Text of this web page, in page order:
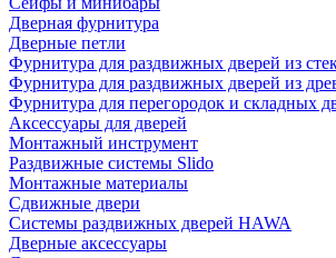
Дверная фурнитура
Дверные петли
Фурнитура для раздвижных дверей из
Фурнитура для раздвижных дверей из
Фурнитура для перегородок и складных
Аксессуары для дверей
Монтажный инструмент
Раздвижные системы Slido
Монтажные материалы
Сдвижные двери
Системы раздвижных дверей HAWA
Дверные аксессуары